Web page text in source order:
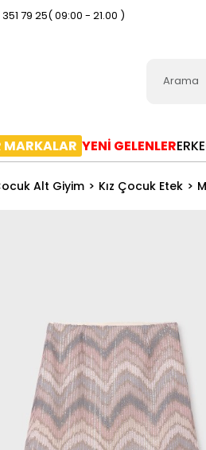
79 25( 09:00 - 21.00 )
MARKALAR YENİ GELENLER
Alt Giyim Kız Çocuk Etek